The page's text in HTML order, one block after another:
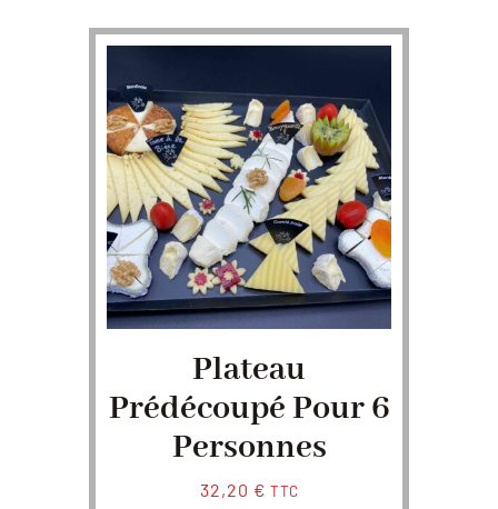
Plateau
Prédécoupé Pour 6
Personnes
32,20 € TTC